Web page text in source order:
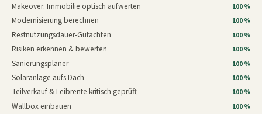
Makeover: Immobilie optisch aufwerten 100 %
Modernisierung berechnen 100 %
Restnutzungsdauer-Gutachten 100 %
Risiken erkennen & bewerten 100 %
Sanierungsplaner 100 %
Solaranlage aufs Dach 100 %
Teilverkauf & Leibrente kritisch geprüft 100 %
Wallbox einbauen 100 %